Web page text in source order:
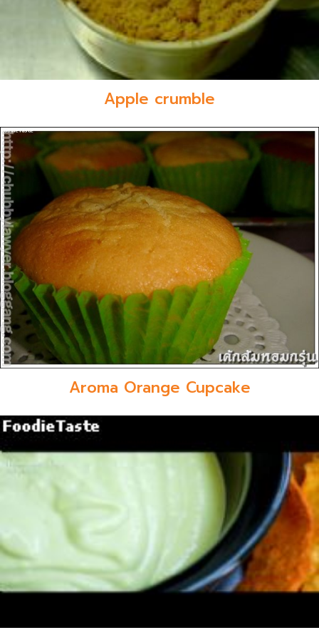
Apple crumble
Aroma Orange Cupcake